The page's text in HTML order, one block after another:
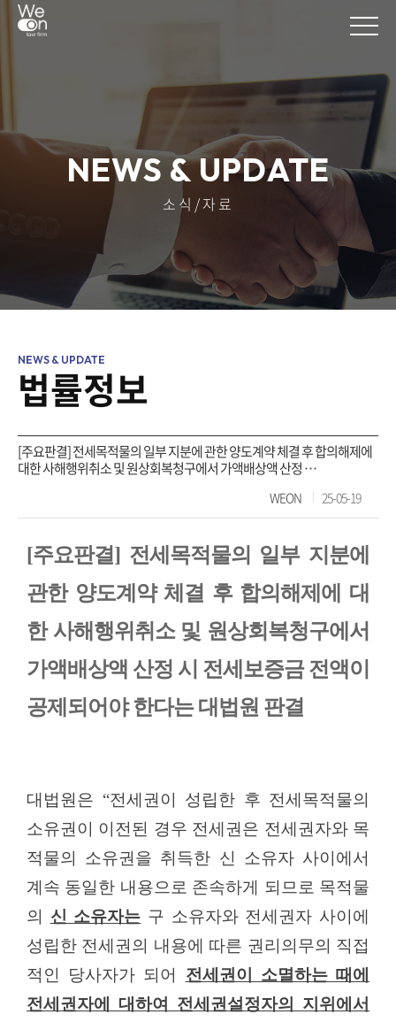
NEWS & UPDATE
소식/자료
법률정보
[주요판결] 전세목적물의 일부 지분에 관한 양도계약 체결 후 합의해제에
대한 사해행위취소 및 원상회복청구에서 가액배상액 산정 …
WEON 25-05-19
[주요판결] 전세목적물의 일부 지분에
관한 양도계약 체결 후 합의해제에 대
한 사해행위취소 및 원상회복청구에서
가액배상액 산정 시 전세보증금 전액이
공제되어야 한다는 대법원 판결
대법원은 “전세권이 성립한 후 전세목적물의
소유권이 이전된 경우 전세권은 전세권자와 목
적물의 소유권을 취득한 신 소유자 사이에서
계속 동일한 내용으로 존속하게 되므로 목적물
의 신 소유자는 구 소유자와 전세권자 사이에
성립한 전세권의 내용에 따른 권리의무의 직접
적인 당사자가 되어 전세권이 소멸하는 때에
전세권자에 대하여 전세권설정자의 지위에서